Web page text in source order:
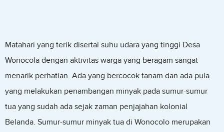
Matahari yang terik disertai suhu udara yang tinggi Desa
Wonocola dengan aktivitas warga yang beragam sangat
menarik perhatian. Ada yang bercocok tanam dan ada pula
yang melakukan penambangan minyak pada sumur-sumur
tua yang sudah ada sejak zaman penjajahan kolonial
Belanda. Sumur-sumur minyak tua di Wonocolo merupakan